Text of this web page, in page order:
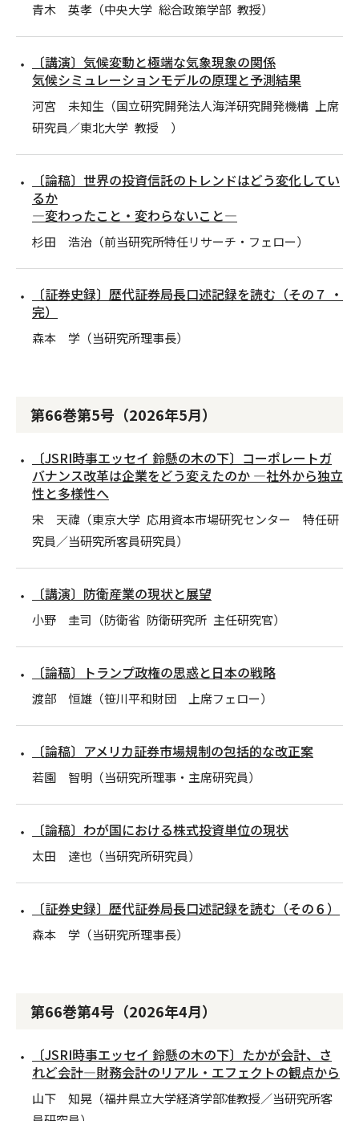
青木 英孝（中央大学 総合政策学部 教授）
〔講演〕気候変動と極端な気象現象の関係
気候シミュレーションモデルの原理と予測結果
河宮 未知生（国立研究開発法人海洋研究開発機構 上席
研究員／東北大学 教授 ）
〔論稿〕世界の投資信託のトレンドはどう変化してい
るか
―変わったこと・変わらないこと―
杉田 浩治（前当研究所特任リサーチ・フェロー）
〔証券史録〕歴代証券局長口述記録を読む（その７ ・
完）
森本 学（当研究所理事長）
第66巻第5号（2026年5月）
〔JSRI時事エッセイ 鈴懸の木の下〕コーポレートガ
バナンス改革は企業をどう変えたのか ―社外から独立
性と多様性へ
宋 天禕（東京大学 応用資本市場研究センター 特任研
究員／当研究所客員研究員）
〔講演〕防衛産業の現状と展望
小野 圭司（防衛省 防衛研究所 主任研究官）
〔論稿〕トランプ政権の思惑と日本の戦略
渡部 恒雄（笹川平和財団 上席フェロー）
〔論稿〕アメリカ証券市場規制の包括的な改正案
若園 智明（当研究所理事・主席研究員）
〔論稿〕わが国における株式投資単位の現状
太田 達也（当研究所研究員）
〔証券史録〕歴代証券局長口述記録を読む（その６）
森本 学（当研究所理事長）
第66巻第4号（2026年4月）
〔JSRI時事エッセイ 鈴懸の木の下〕たかが会計、さ
れど会計―財務会計のリアル・エフェクトの観点から
山下 知晃（福井県立大学経済学部准教授／当研究所客